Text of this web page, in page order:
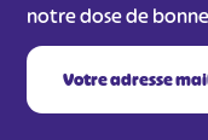
notre dose de